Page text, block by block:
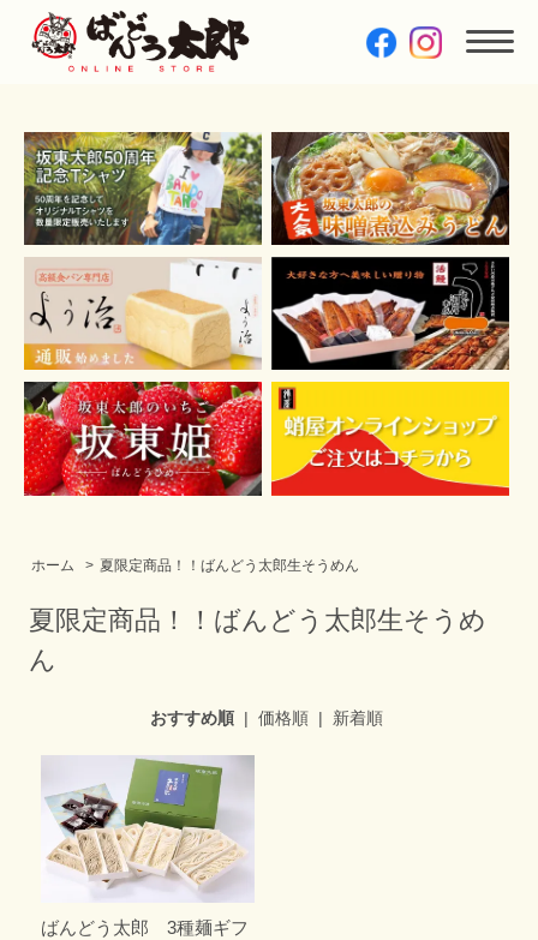
ホーム > 夏限定商品！！ばんどう太郎生そうめん
夏限定商品！！ばんどう太郎生そうめ
ん
おすすめ順| 価格順| 新着順
ばんどう太郎 3種麺ギフ